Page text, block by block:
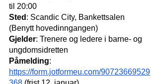
til 20:00
Sted : Scandic City, Bankettsalen
(Benytt hovedinngangen)
Gjelder: Trenere og ledere i barne- og
ungdomsidretten
Påmelding:
https://form.jotformeu.com/90723669529